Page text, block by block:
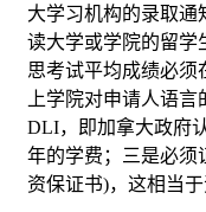
大学习机构的录取通
读大学或学院的留学
思考试平均成绩必须
上学院对申请人语
DLI，即加拿大政府
年的学费；三是必须
资保证书)，这相当